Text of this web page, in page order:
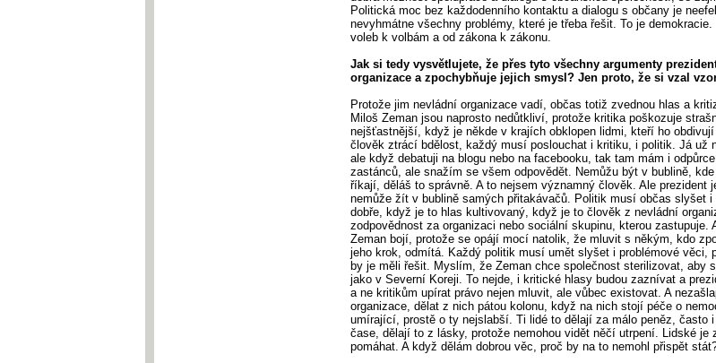
Politická moc bez každodenního kontaktu a dialogu s občany je
nevyhmátne všechny problémy, které je třeba řešit. To je
voleb k volbám a od zákona k zákonu.
Jak si tedy vysvětlujete, že přes tyto všechny argumenty
organizace a zpochybňuje jejich smysl? Jen proto, že si vzal
Protože jim nevládní organizace vadí, občas totiž zvednou hlas a
Miloš Zeman jsou naprosto nedůtkliví, protože kritika poškozuje
nejšťastnější, když je někde v krajích obklopen lidmi, kteří ho
člověk ztrácí bdělost, každý musí poslouchat i kritiku, i politik. Já už
ale když debatuji na blogu nebo na facebooku, tak tam mám i
zastánců, ale snažím se všem odpovědět. Nemůžu být v bublině,
říkají, děláš to správně. A to nejsem významný člověk. Ale prezident
nemůže žít v bublině samých přitakávačů. Politik musí občas slyšet i
dobře, když je to hlas kultivovaný, když je to člověk z nevládní
zodpovědnost za organizaci nebo sociální skupinu, kterou zastupuje.
Zeman bojí, protože se opájí mocí natolik, že mluvit s někým, kdo
jeho krok, odmítá. Každý politik musí umět slyšet i problémové věci,
by je měli řešit. Myslím, že Zeman chce společnost sterilizovat, aby
jako v Severní Koreji. To nejde, i kritické hlasy budou zaznívat a
a ne kritikům upírat právo nejen mluvit, ale vůbec existovat. A
organizace, dělat z nich pátou kolonu, když na nich stojí péče o
umírající, prostě o ty nejslabší. Ti lidé to dělají za málo peněz, často
čase, dělají to z lásky, protože nemohou vidět něčí utrpení. Lidské je
pomáhat. A když dělám dobrou věc, proč by na to nemohl přispět